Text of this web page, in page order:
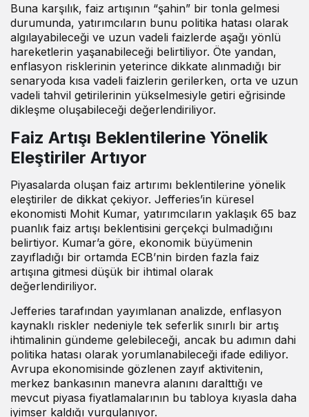
Buna karşılık, faiz artışının “şahin” bir tonla gelmesi
durumunda, yatırımcıların bunu politika hatası olarak
algılayabileceği ve uzun vadeli faizlerde aşağı yönlü
hareketlerin yaşanabileceği belirtiliyor. Öte yandan,
enflasyon risklerinin yeterince dikkate alınmadığı bir
senaryoda kısa vadeli faizlerin gerilerken, orta ve uzun
vadeli tahvil getirilerinin yükselmesiyle getiri eğrisinde
dikleşme oluşabileceği değerlendiriliyor.
Faiz Artışı Beklentilerine Yönelik
Eleştiriler Artıyor
Piyasalarda oluşan faiz artırımı beklentilerine yönelik
eleştiriler de dikkat çekiyor. Jefferies’in küresel
ekonomisti Mohit Kumar, yatırımcıların yaklaşık 65 baz
puanlık faiz artışı beklentisini gerçekçi bulmadığını
belirtiyor. Kumar’a göre, ekonomik büyümenin
zayıfladığı bir ortamda ECB’nin birden fazla faiz
artışına gitmesi düşük bir ihtimal olarak
değerlendiriliyor.
Jefferies tarafından yayımlanan analizde, enflasyon
kaynaklı riskler nedeniyle tek seferlik sınırlı bir artış
ihtimalinin gündeme gelebileceği, ancak bu adımın dahi
politika hatası olarak yorumlanabileceği ifade ediliyor.
Avrupa ekonomisinde gözlenen zayıf aktivitenin,
merkez bankasının manevra alanını daralttığı ve
mevcut piyasa fiyatlamalarının bu tabloya kıyasla daha
iyimser kaldığı vurgulanıyor.